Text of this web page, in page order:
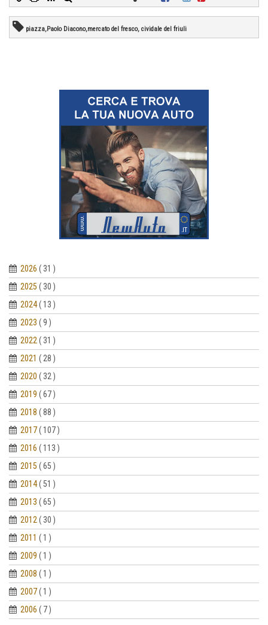
piazza,Paolo Diacono,mercato del fresco, cividale del friuli
2026 ( 31 )
2025 ( 30 )
2024( 13 )
2023 ( 9 )
2022( 31 )
2021 ( 28 )
2020 ( 32 )
2019 ( 67 )
2018 ( 88 )
2017( 107 )
2016 ( 113 )
2015 ( 65 )
2014( 51 )
2013 ( 65 )
2012( 30 )
2011 ( 1 )
2009 ( 1 )
2008 ( 1 )
2007( 1 )
2006 ( 7 )